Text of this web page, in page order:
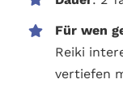
Für wen
Reiki
vertiefen